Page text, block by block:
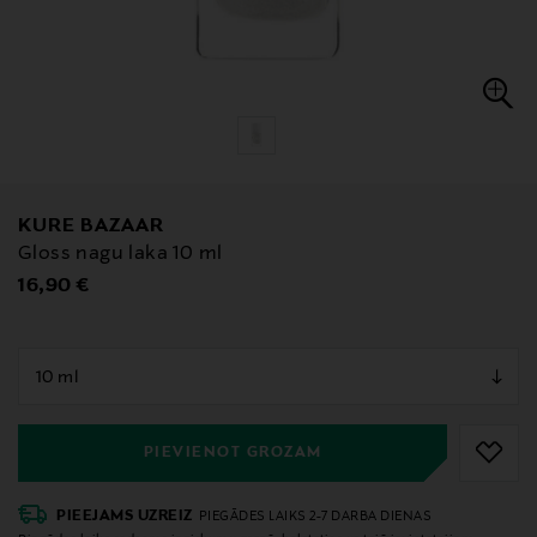
KURE BAZAAR
Gloss nagu laka 10 ml
Original Price
16,90 €
PIEVIENOT GROZAM
PIEEJAMS UZREIZ
PIEGĀDES LAIKS 2-7 DARBA DIENAS